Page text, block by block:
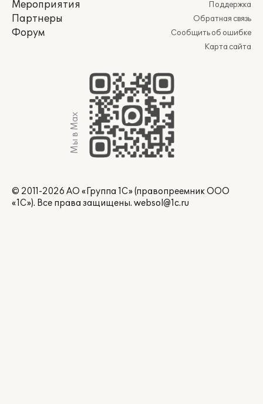
Мероприятия
Партнеры
Форум
Поддержка
Обратная связь
Сообщить об ошибке
Карта сайта
Мы в Max
© 2011-2026 АО «Группа 1С» (правопреемник ООО
«1С»). Все права защищены. websol@1c.ru